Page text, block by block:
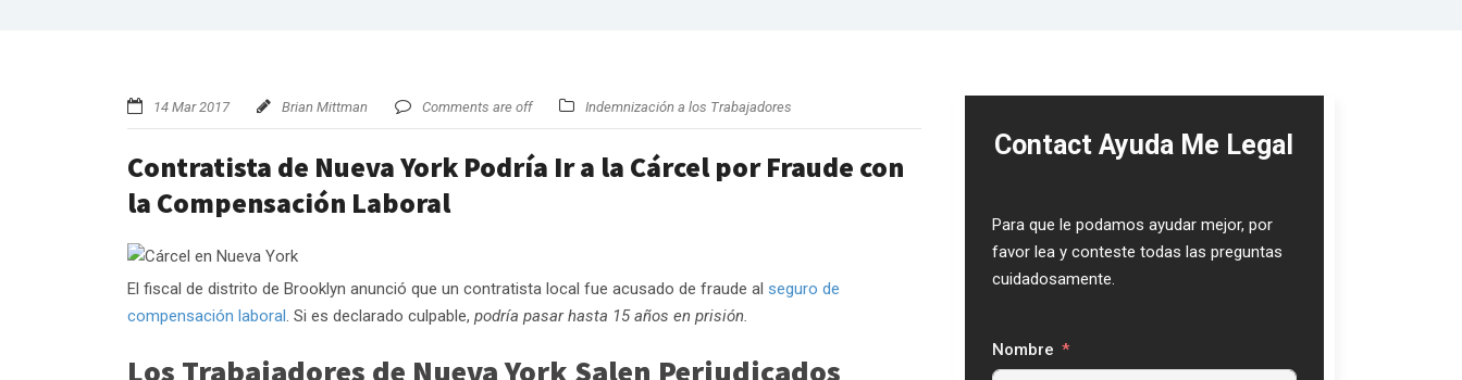
14 Mar 2017 Brian Mittman Comments are off Indemnización a los Trabajadores
Contratista de Nueva York Podría Ir a la Cárcel por Fraude con
la Compensación Laboral
El fiscal de distrito de Brooklyn anunció que un contratista local fue acusado de fraude al seguro de
compensación laboral. Si es declarado culpable, podría pasar hasta 15 años en prisión.
Los Trabajadores de Nueva York Salen Perjudicados
Contact Ayuda Me Legal
Para que le podamos ayudar mejor, por
favor lea y conteste todas las preguntas
cuidadosamente.
Nombre